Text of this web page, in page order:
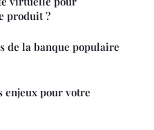
produit ?
de la banque populaire
enjeux pour votre